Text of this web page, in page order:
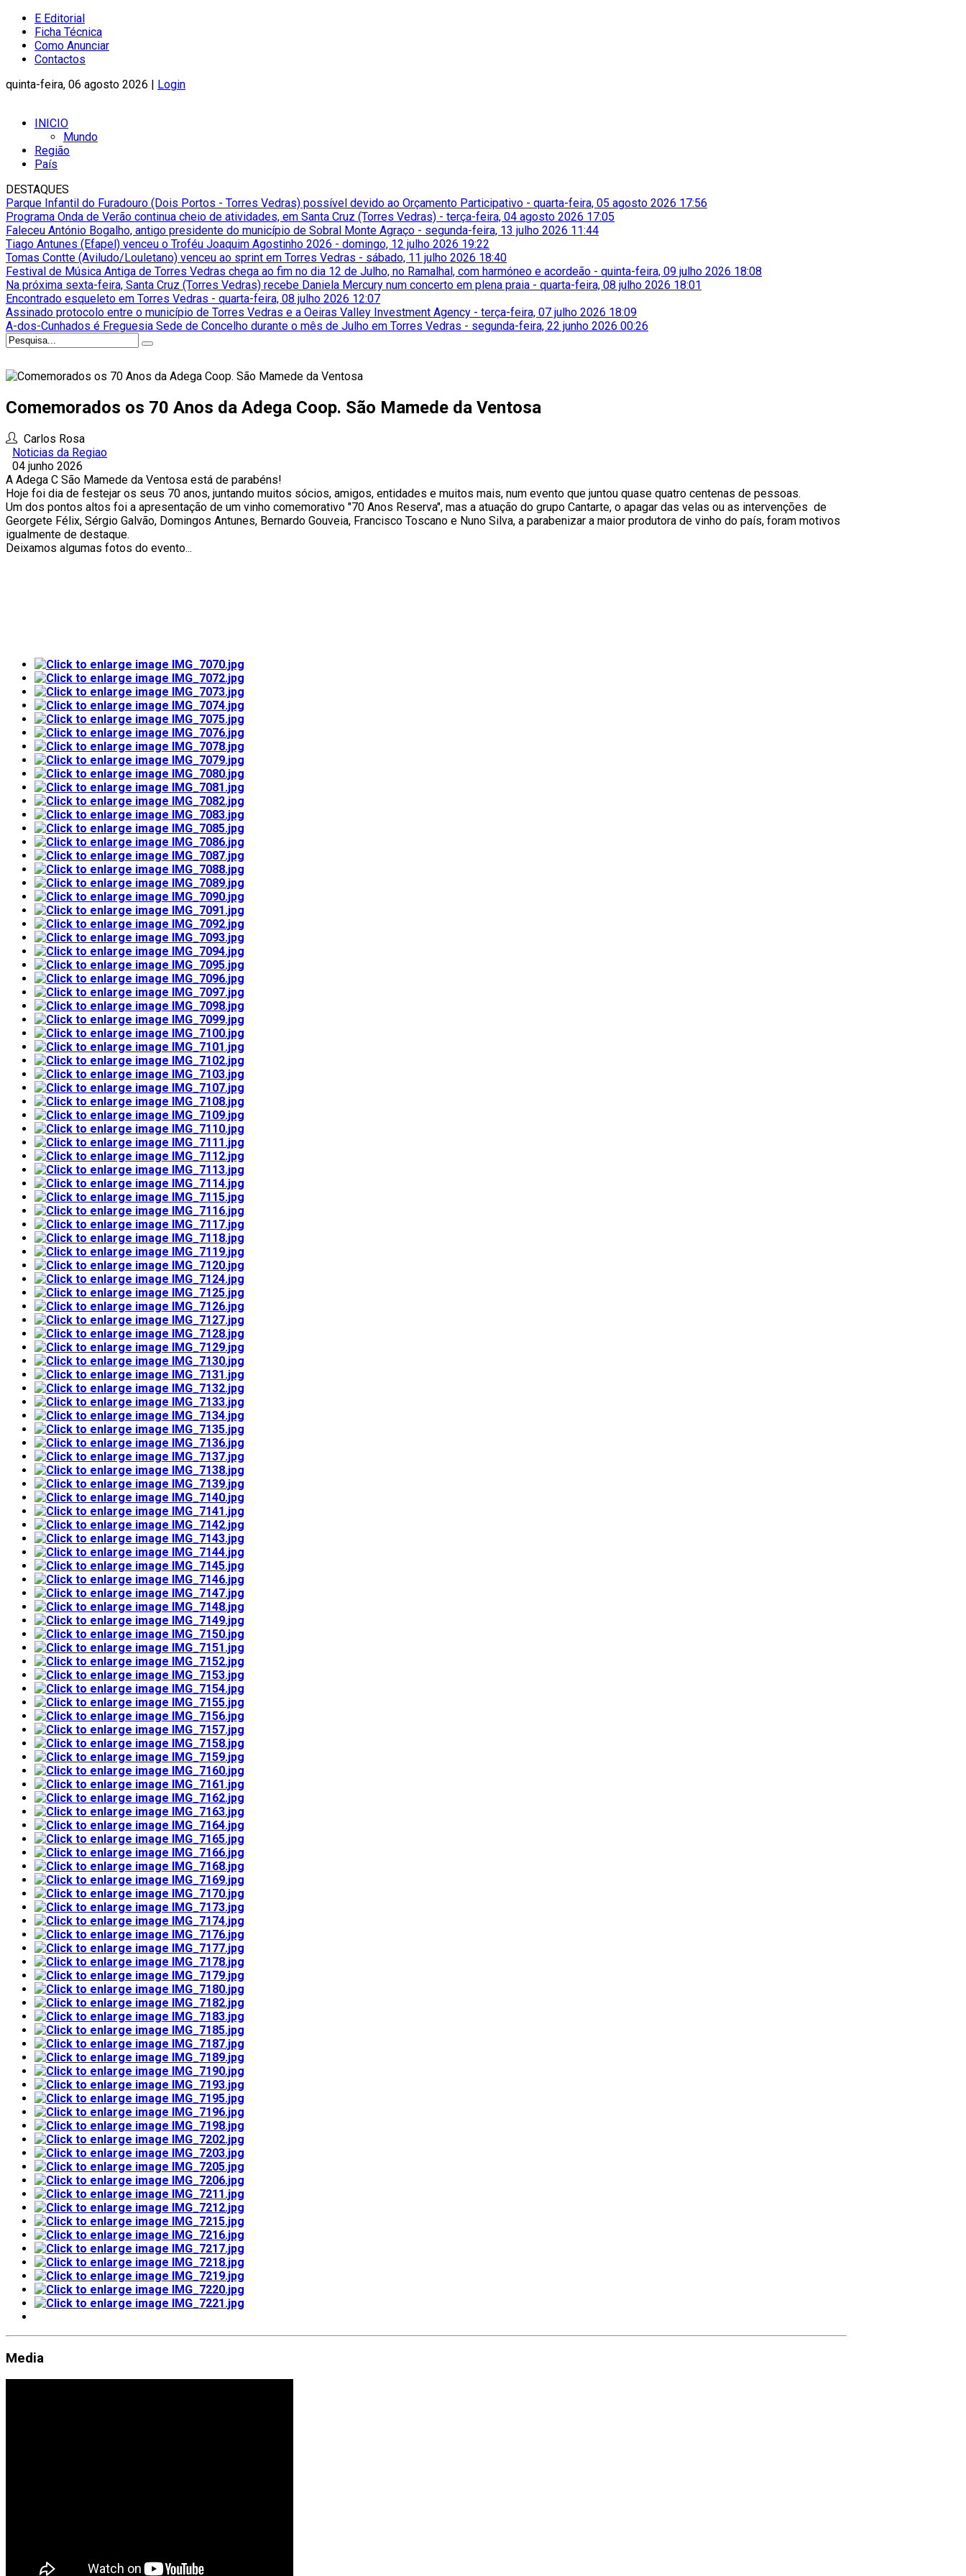
E Editorial
Ficha Técnica
Como Anunciar
Contactos
quinta-feira, 06 agosto 2026 | Login
INICIO
Mundo
Região
País
DESTAQUES
Parque Infantil do Furadouro (Dois Portos - Torres Vedras) possível devido ao Orçamento Participativo - quarta-feira, 05 agosto 2026 17:56
Programa Onda de Verão continua cheio de atividades, em Santa Cruz (Torres Vedras) - terça-feira, 04 agosto 2026 17:05
Faleceu António Bogalho, antigo presidente do município de Sobral Monte Agraço - segunda-feira, 13 julho 2026 11:44
Tiago Antunes (Efapel) venceu o Troféu Joaquim Agostinho 2026 - domingo, 12 julho 2026 19:22
Tomas Contte (Aviludo/Louletano) venceu ao sprint em Torres Vedras - sábado, 11 julho 2026 18:40
Festival de Música Antiga de Torres Vedras chega ao fim no dia 12 de Julho, no Ramalhal, com harmóneo e acordeão - quinta-feira, 09 julho 2026 18:08
Na próxima sexta-feira, Santa Cruz (Torres Vedras) recebe Daniela Mercury num concerto em plena praia - quarta-feira, 08 julho 2026 18:01
Encontrado esqueleto em Torres Vedras - quarta-feira, 08 julho 2026 12:07
Assinado protocolo entre o município de Torres Vedras e a Oeiras Valley Investment Agency - terça-feira, 07 julho 2026 18:09
A-dos-Cunhados é Freguesia Sede de Concelho durante o mês de Julho em Torres Vedras - segunda-feira, 22 junho 2026 00:26
Comemorados os 70 Anos da Adega Coop. São Mamede da Ventosa
Carlos Rosa
Noticias da Regiao
04 junho 2026
A Adega C São Mamede da Ventosa está de parabéns!
Hoje foi dia de festejar os seus 70 anos, juntando muitos sócios, amigos, entidades e muitos mais, num evento que juntou quase quatro centenas de pessoas.
Um dos pontos altos foi a apresentação de um vinho comemorativo "70 Anos Reserva", mas a atuação do grupo Cantarte, o apagar das velas ou as intervenções de
Georgete Félix, Sérgio Galvão, Domingos Antunes, Bernardo Gouveia, Francisco Toscano e Nuno Silva, a parabenizar a maior produtora de vinho do país, foram motivos
igualmente de destaque.
Deixamos algumas fotos do evento...
Media